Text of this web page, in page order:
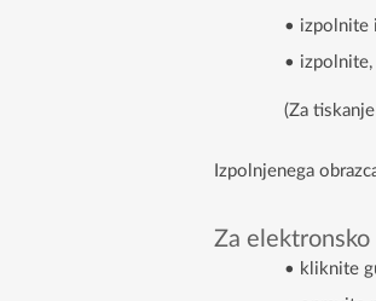
• izpolnite
• izpolnite,
(Za
Izpolnjenega
Za elektronsko
• kliknite